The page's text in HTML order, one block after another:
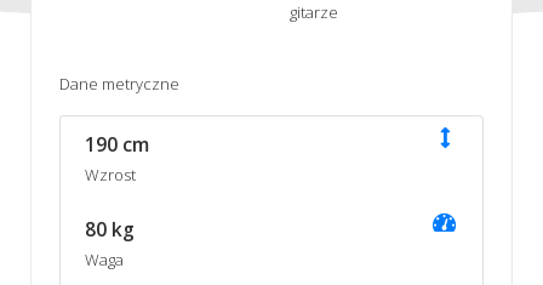
gitarze
Dane metryczne
190 cm
Wzrost
80 kg
Waga